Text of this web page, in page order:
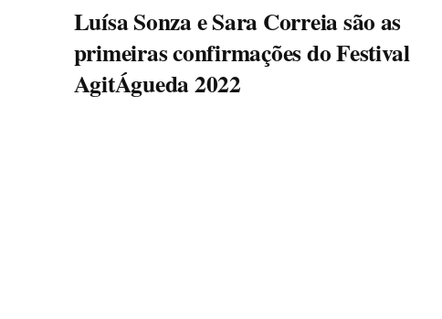
Luísa Sonza e Sara Correia são as
primeiras confirmações do Festival
AgitÁgueda 2022